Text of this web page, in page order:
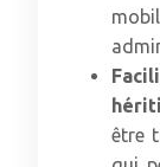
être